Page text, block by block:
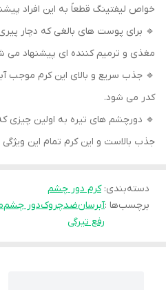
خواص لیفتینگ قطعاً به این افراد
🔹 برای پوست های بالغی که دچار
مغذی و ترمیم کننده ای پیشنهاد می
🔹 جذب سریع و بالای این کرم موجب
کدر می شود.
🔹 دورچشم های تیره به اولین چیزی که
جذب بالاست و این کرم تمام این ویژگی
دسته‌بندی:کرم دور چشم
برچسب‌ها :آبرسانضدچروکدور چشم
رفع تیرگی